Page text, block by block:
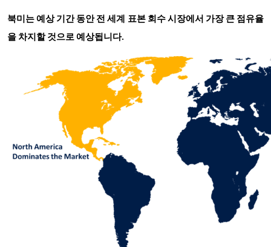
북미는 예상 기간 동안 전 세계 표본 회수 시장에서 가장 큰 점유율
을 차지할 것으로 예상됩니다.